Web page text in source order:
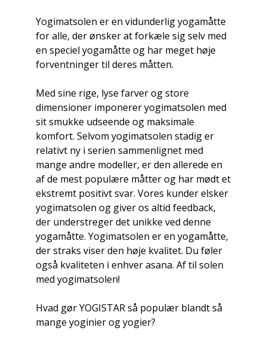
Yogimatsolen er en vidunderlig yogamåtte
for alle, der ønsker at forkæle sig selv med
en speciel yogamåtte og har meget høje
forventninger til deres måtten.
Med sine rige, lyse farver og store
dimensioner imponerer yogimatsolen med
sit smukke udseende og maksimale
komfort. Selvom yogimatsolen stadig er
relativt ny i serien sammenlignet med
mange andre modeller, er den allerede en
af ​​de mest populære måtter og har mødt et
ekstremt positivt svar. Vores kunder elsker
yogimatsolen og giver os altid feedback,
der understreger det unikke ved denne
yogamåtte. Yogimatsolen er en yogamåtte,
der straks viser den høje kvalitet. Du føler
også kvaliteten i enhver asana. Af til solen
med yogimatsolen!
Hvad gør YOGISTAR så populær blandt så
mange yoginier og yogier?